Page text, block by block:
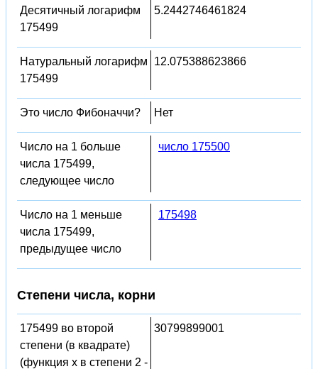
Десятичный логарифм
175499
5.2442746461824
Натуральный логарифм
175499
12.075388623866
Это число Фибоначчи? Нет
Число на 1 больше
числа 175499,
следующее число
число 175500
Число на 1 меньше
числа 175499,
предыдущее число
175498
Степени числа, корни
175499 во второй
степени (в квадрате)
(функция x в степени 2 -
30799899001